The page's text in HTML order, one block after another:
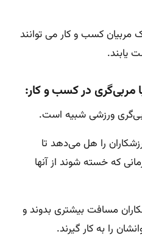
کسب و کار می توانند
یابند.
مربی‌گری در کسب و کار:
ورزشی شبیه است.
را هل می‌دهد تا
که خسته شوند از آنها
مسافت بیشتری بدوند و
را به کار گیرند.